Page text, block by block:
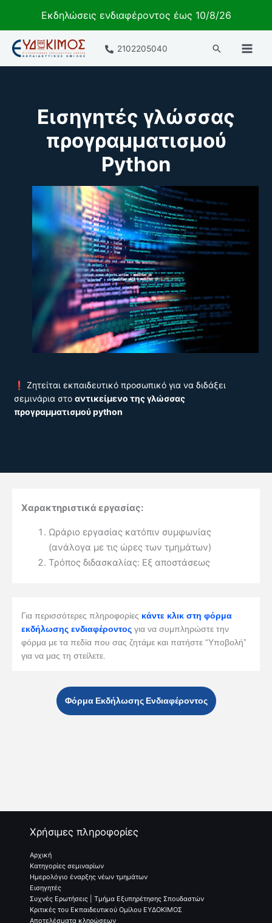
Εκδηλώσεις ενδιαφέροντος έως 10/8/26
Μετάβαση
στο
περιεχόμενο
2102205040 Αναζήτηση
Εισηγητές γλώσσας
προγραμματισμού
Python
❗ Ζητείται εκπαιδευτικό προσωπικό για να διδάξει
σεμινάρια στο αντικείμενο της γλώσσας
προγραμματισμού python
Χαρακτηριστικά εργασίας:
Ωράριο εργασίας κατόπιν συμφωνίας
(ανάλογα με τις ώρες των τμημάτων)
Τρόπος διδασκαλίας: Εξ αποστάσεως
Για περισσότερες πληροφορίες κάντε κλικ στη φόρμα
εκδήλωσης ενδιαφέροντος για να συμπληρώστε την
φόρμα με τα πεδία που σας ζητάμε και πατήστε “Υποβολή”
για να μας τη στείλετε.
Φόρμα Εκδήλωσης Ενδιαφέροντος
Χρήσιμες πληροφορίες
Αρχική
Κατηγορίες σεμιναρίων
Ημερολόγιο έναρξης νέων τμημάτων
Εισηγητές
Συχνές Ερωτήσεις | Τμήμα Εξυπηρέτησης Σπουδαστών
Κριτικές του Εκπαιδευτικού Ομίλου ΕΥΔΟΚΙΜΟΣ
Αποτελέσματα κληρώσεων